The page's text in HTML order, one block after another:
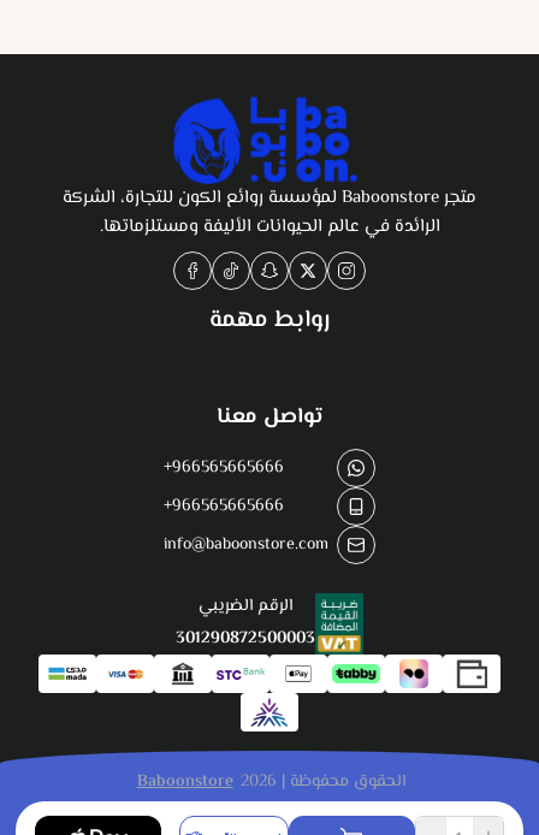
متجر Baboonstore لمؤسسة روائع الكون للتجارة، الشركة
الرائدة في عالم الحيوانات الأليفة ومستلزماتها.
روابط مهمة
تواصل معنا
+966565665666
+966565665666
info@baboonstore.com
الرقم الضريبي
301290872500003
الحقوق محفوظة | 2026 Baboonstore